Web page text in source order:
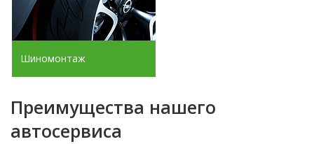
Шиномонтаж
Преимущества нашего
автосервиса